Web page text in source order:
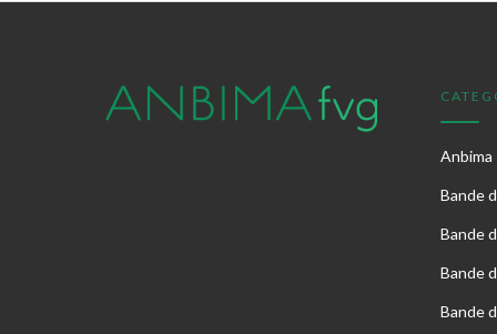
Anbima
Bande
Bande
Bande
Bande